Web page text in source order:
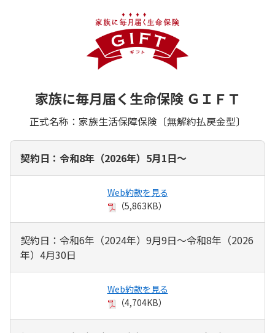
家族に毎月届く生命保険 ＧＩＦＴ
正式名称：家族生活保障保険〔無解約払戻金型〕
契約日：令和8年（2026年）5月1日～
Web約款を見る
（5,863KB）
契約日：令和6年（2024年）9月9日～令和8年（2026
年）4月30日
Web約款を見る
（4,704KB）